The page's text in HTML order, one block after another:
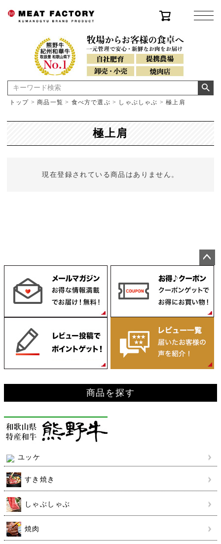
トップ 商品一覧 食べ方で選ぶ しゃぶしゃぶ 極上肩
極上肩
現在登録されている商品はありません。
ジト
ップ
へ
商品を探す
ユッケ
すき焼き
しゃぶしゃぶ
焼肉